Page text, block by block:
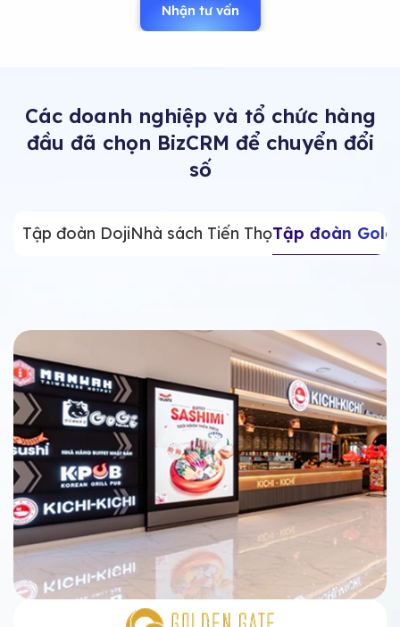
Nhận tư vấn
Các doanh nghiệp và tổ chức hàng
đầu đã chọn BizCRM để chuyển đổi
số
Tập đoàn DojiNhà sách Tiến ThọTập đoàn